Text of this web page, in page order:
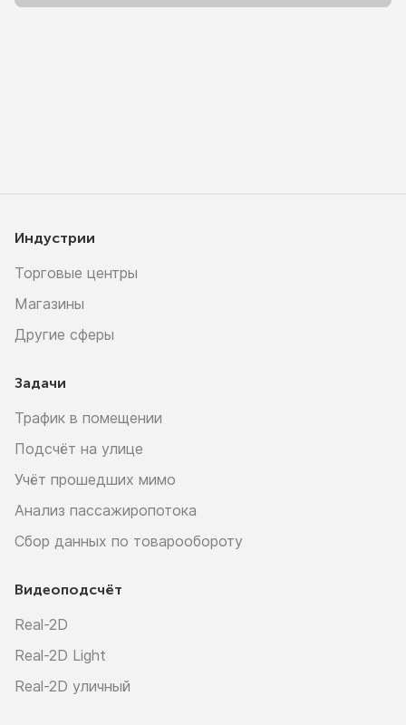
Индустрии
Торговые центры
Магазины
Другие сферы
Задачи
Трафик в помещении
Подсчёт на улице
Учёт прошедших мимо
Анализ пассажиропотока
Сбор данных по товарообороту
Видеоподсчёт
Real-2D
Real-2D Light
Real-2D уличный